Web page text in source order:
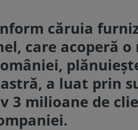
căruia
care acoperă
a luat prin
3 milioane de